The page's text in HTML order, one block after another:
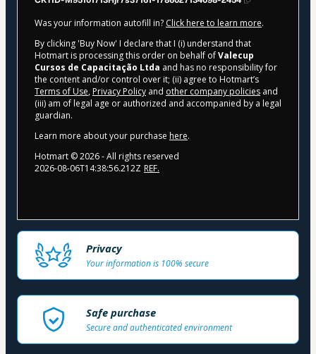
Was your information autofill in? Click here to learn more.
By clicking 'Buy Now' I declare that I (i) understand that
Hotmart is processing this order on behalf ofValecup
Cursos de Capacitação Ltda and has no responsibility for
the content and/or control over it; (ii) agree to Hotmart’s
Terms of Use, Privacy Policy and other company policies and
(iii) am of legal age or authorized and accompanied by a legal
guardian.
Learn more about your purchase here.
Hotmart ©2026- All rights reserved
2026-08-06T14:38:56.212Z REF.
Privacy
Your information is 100% secure
Safe purchase
Secure and authenticated environment